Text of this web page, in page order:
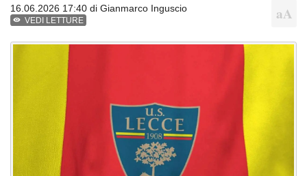
16.06.2026 17:40 di Gianmarco Inguscio
VEDI LETTURE